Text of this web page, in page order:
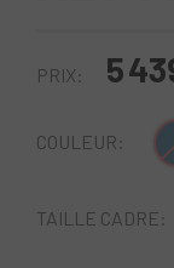
PRIX: 5
COULEUR:
TAILLE CADRE: